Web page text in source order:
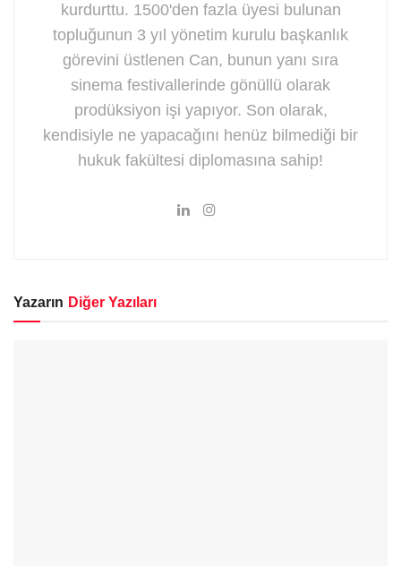
kurdurttu. 1500'den fazla üyesi bulunan
topluğunun 3 yıl yönetim kurulu başkanlık
görevini üstlenen Can, bunun yanı sıra
sinema festivallerinde gönüllü olarak
prodüksiyon işi yapıyor. Son olarak,
kendisiyle ne yapacağını henüz bilmediği bir
hukuk fakültesi diplomasına sahip!
Yazarın Diğer Yazıları